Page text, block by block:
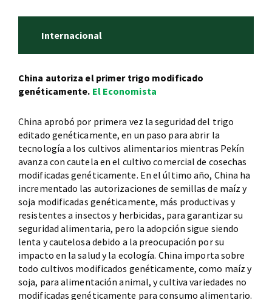
Internacional
China autoriza el primer trigo modificado
genéticamente. El Economista
China aprobó por primera vez la seguridad del trigo
editado genéticamente, en un paso para abrir la
tecnología a los cultivos alimentarios mientras Pekín
avanza con cautela en el cultivo comercial de cosechas
modificadas genéticamente. En el último año, China ha
incrementado las autorizaciones de semillas de maíz y
soja modificadas genéticamente, más productivas y
resistentes a insectos y herbicidas, para garantizar su
seguridad alimentaria, pero la adopción sigue siendo
lenta y cautelosa debido a la preocupación por su
impacto en la salud y la ecología. China importa sobre
todo cultivos modificados genéticamente, como maíz y
soja, para alimentación animal, y cultiva variedades no
modificadas genéticamente para consumo alimentario.